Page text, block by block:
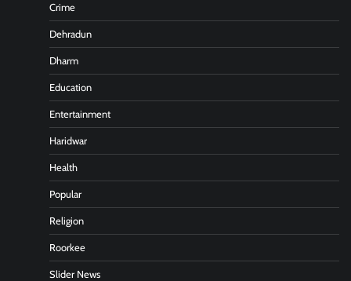
Crime
Dehradun
Dharm
Education
Entertainment
Haridwar
Health
Popular
Religion
Roorkee
Slider News